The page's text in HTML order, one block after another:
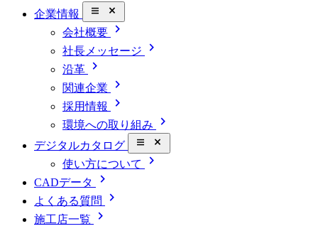
企業情報 close_small
会社概要 chevron_right
社長メッセージ chevron_right
沿革 chevron_right
関連企業 chevron_right
採用情報 chevron_right
環境への取り組み chevron_right
デジタルカタログ close_small
使い方について chevron_right
CADデータ chevron_right
よくある質問 chevron_right
施工店一覧
chevron_right